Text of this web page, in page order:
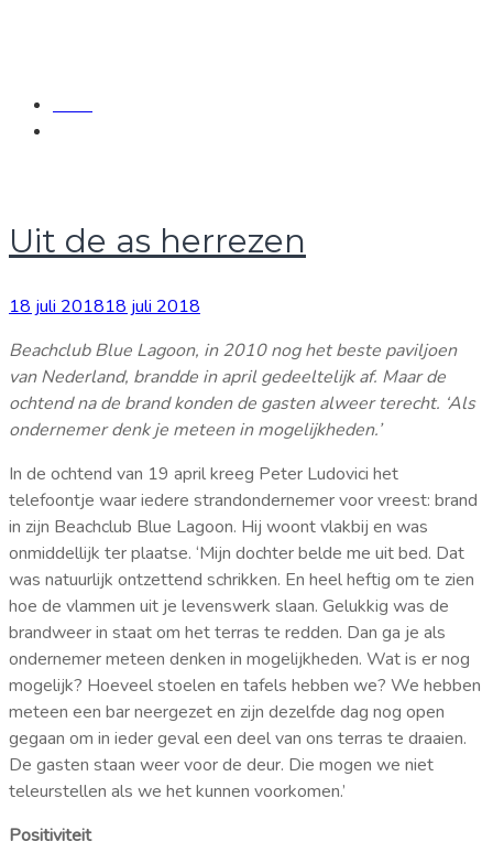
Uit de as herrezen
18 juli 201818 juli 2018
Beachclub Blue Lagoon, in 2010 nog het beste paviljoen
van Nederland, brandde in april gedeeltelijk af. Maar de
ochtend na de brand konden de gasten alweer terecht. ‘Als
ondernemer denk je meteen in mogelijkheden.’
In de ochtend van 19 april kreeg Peter Ludovici het
telefoontje waar iedere strandondernemer voor vreest: brand
in zijn Beachclub Blue Lagoon. Hij woont vlakbij en was
onmiddellijk ter plaatse. ‘Mijn dochter belde me uit bed. Dat
was natuurlijk ontzettend schrikken. En heel heftig om te zien
hoe de vlammen uit je levenswerk slaan. Gelukkig was de
brandweer in staat om het terras te redden. Dan ga je als
ondernemer meteen denken in mogelijkheden. Wat is er nog
mogelijk? Hoeveel stoelen en tafels hebben we? We hebben
meteen een bar neergezet en zijn dezelfde dag nog open
gegaan om in ieder geval een deel van ons terras te draaien.
De gasten staan weer voor de deur. Die mogen we niet
teleurstellen als we het kunnen voorkomen.’
Positiviteit